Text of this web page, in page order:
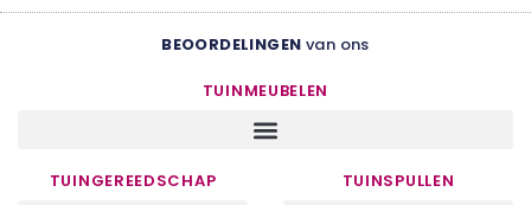
BEOORDELINGEN van ons
TUINMEUBELEN
TUINGEREEDSCHAP TUINSPULLEN